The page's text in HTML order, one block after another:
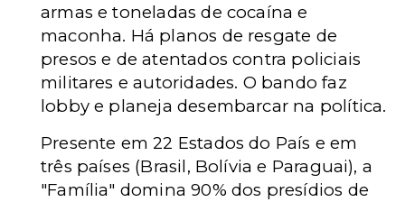
armas e toneladas de cocaína e
maconha. Há planos de resgate de
presos e de atentados contra policiais
militares e autoridades. O bando faz
lobby e planeja desembarcar na política.
Presente em 22 Estados do País e em
três países (Brasil, Bolívia e Paraguai), a
"Família" domina 90% dos presídios de